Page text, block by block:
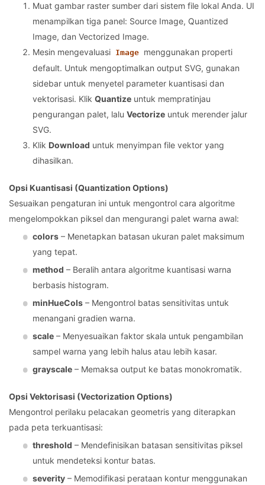
Muat gambar raster sumber dari sistem file lokal Anda. UI
menampilkan tiga panel: Source Image, Quantized
Image, dan Vectorized Image.
Mesin mengevaluasi Image menggunakan properti
default. Untuk mengoptimalkan output SVG, gunakan
sidebar untuk menyetel parameter kuantisasi dan
vektorisasi. Klik Quantize untuk mempratinjau
pengurangan palet, lalu Vectorize untuk merender jalur
SVG.
Klik Download untuk menyimpan file vektor yang
dihasilkan.
Opsi Kuantisasi (Quantization Options)
Sesuaikan pengaturan ini untuk mengontrol cara algoritme
mengelompokkan piksel dan mengurangi palet warna awal:
colors – Menetapkan batasan ukuran palet maksimum
yang tepat.
method – Beralih antara algoritme kuantisasi warna
berbasis histogram.
minHueCols – Mengontrol batas sensitivitas untuk
menangani gradien warna.
scale – Menyesuaikan faktor skala untuk pengambilan
sampel warna yang lebih halus atau lebih kasar.
grayscale – Memaksa output ke batas monokromatik.
Opsi Vektorisasi (Vectorization Options)
Mengontrol perilaku pelacakan geometris yang diterapkan
pada peta terkuantisasi:
threshold – Mendefinisikan batasan sensitivitas piksel
untuk mendeteksi kontur batas.
severity – Memodifikasi perataan kontur menggunakan